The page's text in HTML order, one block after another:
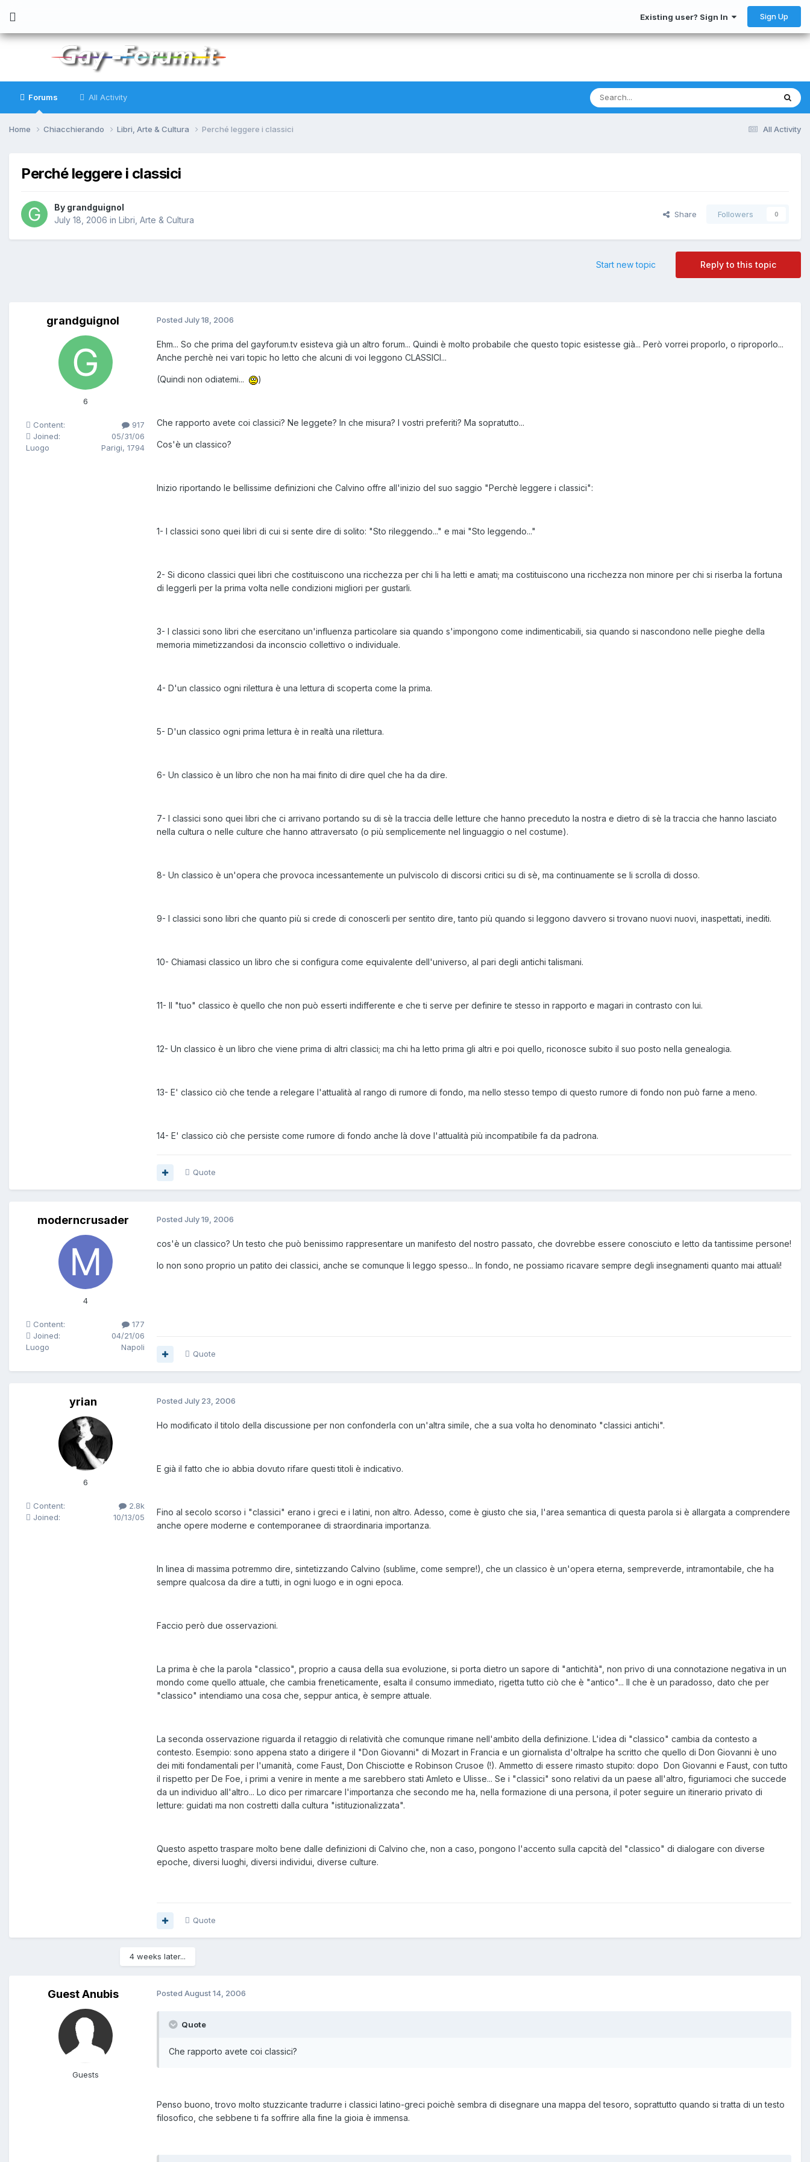
Existing user? Sign In Sign Up
Forums All Activity
All Activity
Home Chiacchierando Libri, Arte & Cultura Perché leggere i classici
Perché leggere i classici
By grandguignol
July 18, 2006 in Libri, Arte & Cultura
Share Followers 0
Reply to this topic
Start new topic
grandguignol
6
Content:
917
Joined:
05/31/06
Luogo
Parigi, 1794
Posted July 18, 2006
Ehm... So che prima del gayforum.tv esisteva già un altro forum... Quindi è molto probabile che questo topic esistesse già... Però vorrei proporlo, o riproporlo...
Anche perchè nei vari topic ho letto che alcuni di voi leggono CLASSICI...
(Quindi non odiatemi... )
Che rapporto avete coi classici? Ne leggete? In che misura? I vostri preferiti? Ma sopratutto...
Cos'è un classico?
Inizio riportando le bellissime definizioni che Calvino offre all'inizio del suo saggio "Perchè leggere i classici":
1- I classici sono quei libri di cui si sente dire di solito: "Sto rileggendo..." e mai "Sto leggendo..."
2- Si dicono classici quei libri che costituiscono una ricchezza per chi li ha letti e amati; ma costituiscono una ricchezza non minore per chi si riserba la fortuna
di leggerli per la prima volta nelle condizioni migliori per gustarli.
3- I classici sono libri che esercitano un'influenza particolare sia quando s'impongono come indimenticabili, sia quando si nascondono nelle pieghe della
memoria mimetizzandosi da inconscio collettivo o individuale.
4- D'un classico ogni rilettura è una lettura di scoperta come la prima.
5- D'un classico ogni prima lettura è in realtà una rilettura.
6- Un classico è un libro che non ha mai finito di dire quel che ha da dire.
7- I classici sono quei libri che ci arrivano portando su di sè la traccia delle letture che hanno preceduto la nostra e dietro di sè la traccia che hanno lasciato
nella cultura o nelle culture che hanno attraversato (o più semplicemente nel linguaggio o nel costume).
8- Un classico è un'opera che provoca incessantemente un pulviscolo di discorsi critici su di sè, ma continuamente se li scrolla di dosso.
9- I classici sono libri che quanto più si crede di conoscerli per sentito dire, tanto più quando si leggono davvero si trovano nuovi nuovi, inaspettati, inediti.
10- Chiamasi classico un libro che si configura come equivalente dell'universo, al pari degli antichi talismani.
11- Il "tuo" classico è quello che non può esserti indifferente e che ti serve per definire te stesso in rapporto e magari in contrasto con lui.
12- Un classico è un libro che viene prima di altri classici; ma chi ha letto prima gli altri e poi quello, riconosce subito il suo posto nella genealogia.
13- E' classico ciò che tende a relegare l'attualità al rango di rumore di fondo, ma nello stesso tempo di questo rumore di fondo non può farne a meno.
14- E' classico ciò che persiste come rumore di fondo anche là dove l'attualità più incompatibile fa da padrona.
Quote
moderncrusader
4
Content:
177
Joined:
04/21/06
Luogo
Napoli
Posted July 19, 2006
cos'è un classico? Un testo che può benissimo rappresentare un manifesto del nostro passato, che dovrebbe essere conosciuto e letto da tantissime persone!
Io non sono proprio un patito dei classici, anche se comunque li leggo spesso... In fondo, ne possiamo ricavare sempre degli insegnamenti quanto mai attuali!
Quote
yrian
6
Content:
2.8k
Joined:
10/13/05
Posted July 23, 2006
Ho modificato il titolo della discussione per non confonderla con un'altra simile, che a sua volta ho denominato "classici antichi".
E già il fatto che io abbia dovuto rifare questi titoli è indicativo.
Fino al secolo scorso i "classici" erano i greci e i latini, non altro. Adesso, come è giusto che sia, l'area semantica di questa parola si è allargata a comprendere
anche opere moderne e contemporanee di straordinaria importanza.
In linea di massima potremmo dire, sintetizzando Calvino (sublime, come sempre!), che un classico è un'opera eterna, sempreverde, intramontabile, che ha
sempre qualcosa da dire a tutti, in ogni luogo e in ogni epoca.
Faccio però due osservazioni.
La prima è che la parola "classico", proprio a causa della sua evoluzione, si porta dietro un sapore di "antichità", non privo di una connotazione negativa in un
mondo come quello attuale, che cambia freneticamente, esalta il consumo immediato, rigetta tutto ciò che è "antico"... Il che è un paradosso, dato che per
"classico" intendiamo una cosa che, seppur antica, è sempre attuale.
La seconda osservazione riguarda il retaggio di relatività che comunque rimane nell'ambito della definizione. L'idea di "classico" cambia da contesto a
contesto. Esempio: sono appena stato a dirigere il "Don Giovanni" di Mozart in Francia e un giornalista d'oltralpe ha scritto che quello di Don Giovanni è uno
dei miti fondamentali per l'umanità, come Faust, Don Chisciotte e Robinson Crusoe (!). Ammetto di essere rimasto stupito: dopo Don Giovanni e Faust, con tutto
il rispetto per De Foe, i primi a venire in mente a me sarebbero stati Amleto e Ulisse... Se i "classici" sono relativi da un paese all'altro, figuriamoci che succede
da un individuo all'altro... Lo dico per rimarcare l'importanza che secondo me ha, nella formazione di una persona, il poter seguire un itinerario privato di
letture: guidati ma non costretti dalla cultura "istituzionalizzata".
Questo aspetto traspare molto bene dalle definizioni di Calvino che, non a caso, pongono l'accento sulla capcità del "classico" di dialogare con diverse
epoche, diversi luoghi, diversi individui, diverse culture.
Quote
4 weeks later...
Guest Anubis
Guests
Posted August 14, 2006
Quote
Che rapporto avete coi classici?
Penso buono, trovo molto stuzzicante tradurre i classici latino-greci poichè sembra di disegnare una mappa del tesoro, soprattutto quando si tratta di un testo
filosofico, che sebbene ti fa soffrire alla fine la gioia è immensa.